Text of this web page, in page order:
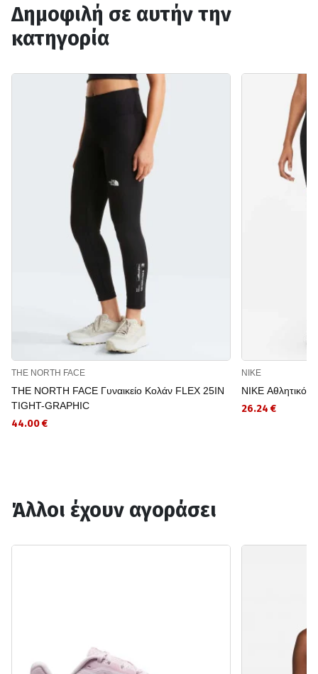
Δημοφιλή σε αυτήν την
κατηγορία
THE NORTH FACE
THE NORTH FACE Γυναικείο Κολάν FLEX 25IN
TIGHT-GRAPHIC
44.00 €
NIKE
NIKE Αθλητικό
26.24 €
Άλλοι έχουν αγοράσει